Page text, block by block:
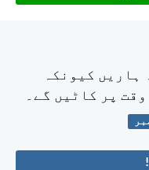
ہاریں کیونکہ
پر کاٹیں گے۔